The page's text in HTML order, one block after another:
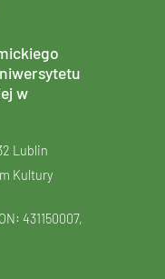
w
Lublin
Kultury
431150007,